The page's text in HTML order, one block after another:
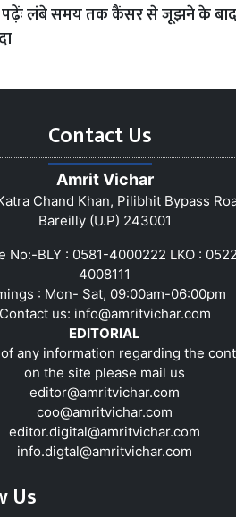
लंबे समय तक कैंसर से जूझने के बाद
Contact Us
Amrit Vichar
Chand Khan, Pilibhit Bypass
Bareilly (U.P) 243001
No:-BLY : 0581-4000222 LKO :
4008111
: Mon- Sat, 09:00am-06:00pm
Contact us: info@amritvichar.com
EDITORIAL
any information regarding the
on the site please mail us
editor@amritvichar.com
coo@amritvichar.com
editor.digital@amritvichar.com
info.digtal@amritvichar.com
Us